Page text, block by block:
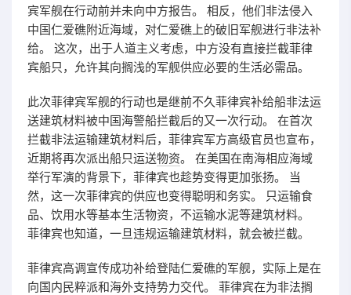
宾军舰在行动前并未向中方报告。 相反，他们非法侵入
中国仁爱礁附近海域，对仁爱礁上的破旧军舰进行非法补
给。 这次，出于人道主义考虑，中方没有直接拦截菲律
宾船只，允许其向搁浅的军舰供应必要的生活必需品。
此次菲律宾军舰的行动也是继前不久菲律宾补给船非法运
送建筑材料被中国海警船拦截后的又一次行动。 在首次
拦截非法运输建筑材料后，菲律宾军方高级官员也宣布，
近期将再次派出船只运送物资。 在美国在南海相应海域
举行军演的背景下，菲律宾也趁势变得更加张扬。 当
然，这一次菲律宾的供应也变得聪明和务实。 只运输食
品、饮用水等基本生活物资，不运输水泥等建筑材料。
菲律宾也知道，一旦违规运输建筑材料，就会被拦截。
菲律宾高调宣传成功补给登陆仁爱礁的军舰，实际上是在
向国内民粹派和海外支持势力交代。 菲律宾在为非法搁